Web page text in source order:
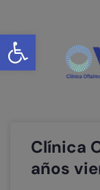
Abrir barra de
Clínica
años